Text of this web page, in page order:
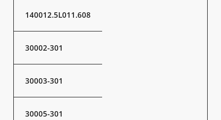
140012.5L011.608
30002-301
30003-301
30005-301